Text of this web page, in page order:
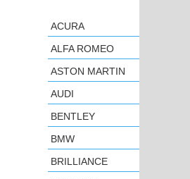
ACURA
ALFA ROMEO
ASTON MARTIN
AUDI
BENTLEY
BMW
BRILLIANCE